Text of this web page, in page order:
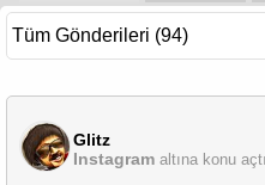
Glitz
Instagram altına konu